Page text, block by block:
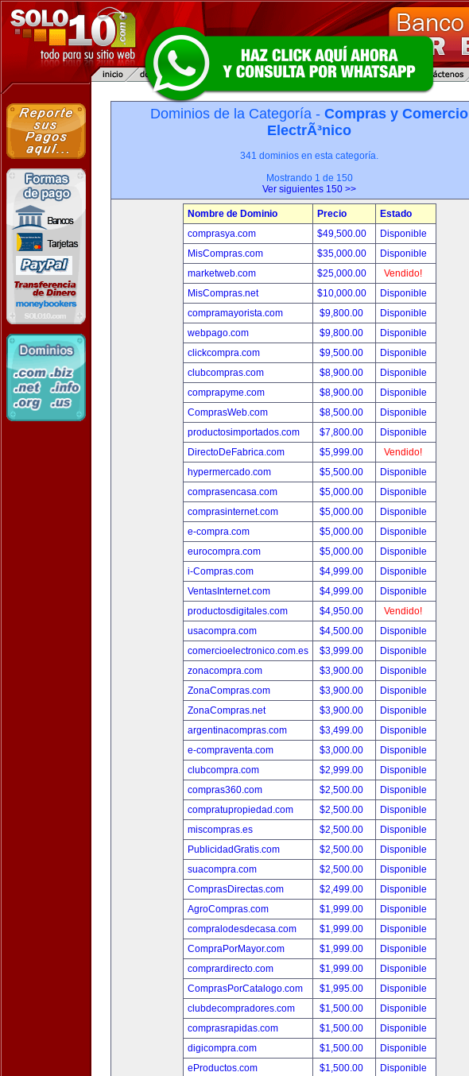
Dominios de la Categoría - Compras y Comercio
ElectrÃ³nico
341 dominios en esta categoría.
Mostrando 1 de 150
Ver siguientes 150 >>
Nombre de Dominio Precio
Estado
comprasya.com
$49,500.00
Disponible
MisCompras.com
$35,000.00
Disponible
marketweb.com
$25,000.00
Vendido!
MisCompras.net
$10,000.00
Disponible
compramayorista.com
$9,800.00
Disponible
webpago.com
$9,800.00
Disponible
clickcompra.com
$9,500.00
Disponible
clubcompras.com
$8,900.00
Disponible
comprapyme.com
$8,900.00
Disponible
ComprasWeb.com
$8,500.00
Disponible
productosimportados.com
$7,800.00
Disponible
DirectoDeFabrica.com
$5,999.00
Vendido!
hypermercado.com
$5,500.00
Disponible
comprasencasa.com
$5,000.00
Disponible
comprasinternet.com
$5,000.00
Disponible
e-compra.com
$5,000.00
Disponible
eurocompra.com
$5,000.00
Disponible
i-Compras.com
$4,999.00
Disponible
VentasInternet.com
$4,999.00
Disponible
productosdigitales.com
$4,950.00
Vendido!
usacompra.com
$4,500.00
Disponible
comercioelectronico.com.es
$3,999.00
Disponible
zonacompra.com
$3,900.00
Disponible
ZonaCompras.com
$3,900.00
Disponible
ZonaCompras.net
$3,900.00
Disponible
argentinacompras.com
$3,499.00
Disponible
e-compraventa.com
$3,000.00
Disponible
clubcompra.com
$2,999.00
Disponible
compras360.com
$2,500.00
Disponible
compratupropiedad.com
$2,500.00
Disponible
miscompras.es
$2,500.00
Disponible
PublicidadGratis.com
$2,500.00
Disponible
suacompra.com
$2,500.00
Disponible
ComprasDirectas.com
$2,499.00
Disponible
AgroCompras.com
$1,999.00
Disponible
compralodesdecasa.com
$1,999.00
Disponible
CompraPorMayor.com
$1,999.00
Disponible
comprardirecto.com
$1,999.00
Disponible
ComprasPorCatalogo.com
$1,995.00
Disponible
clubdecompradores.com
$1,500.00
Disponible
comprasrapidas.com
$1,500.00
Disponible
digicompra.com
$1,500.00
Disponible
eProductos.com
$1,500.00
Disponible